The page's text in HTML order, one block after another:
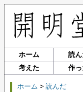
ホーム 読
考えた
作っ
ホーム > 読んだ